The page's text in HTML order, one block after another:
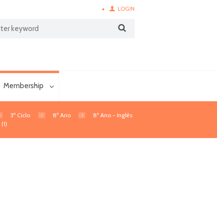
LOGIN
Membership
3º Ciclo 8º Ano
8º Ano - Inglês